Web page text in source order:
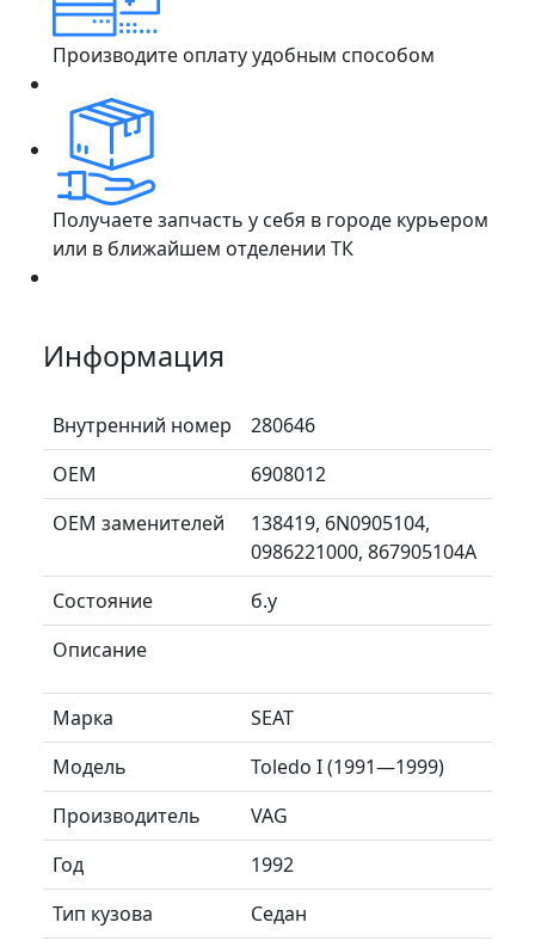
Производите оплату удобным способом
Получаете запчасть у себя в городе курьером
или в ближайшем отделении ТК
Информация
Внутренний номер
280646
ОЕМ
6908012
ОЕМ заменителей
138419, 6N0905104,
0986221000, 867905104A
Состояние
б.у
Описание
Марка
SEAT
Модель
Toledo I (1991—1999)
Производитель
VAG
Год
1992
Тип кузова
Седан